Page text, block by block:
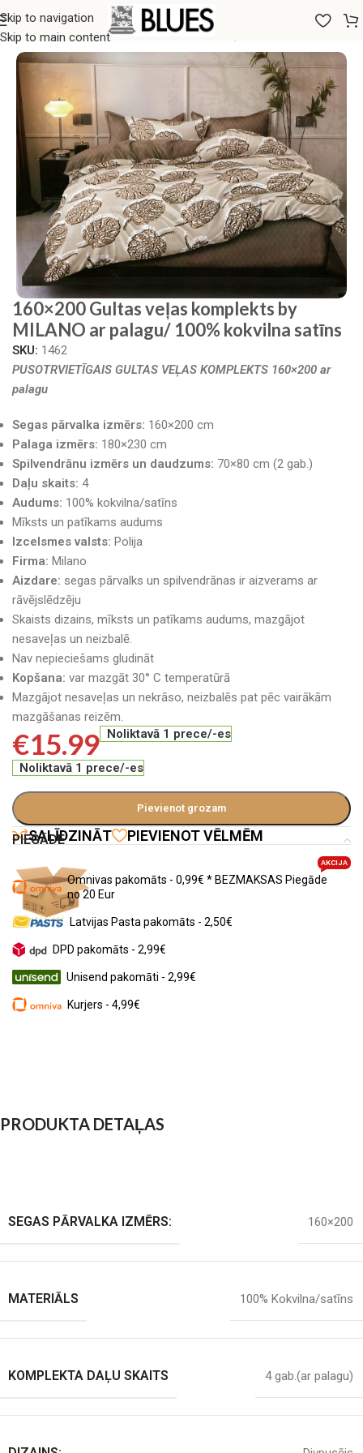
Skip to navigation
Skip to main content
Sākums/Gultas veļa/160x200 GULTAS VEĻAS KOMPLEKTI
160×200 Gultas veļas komplekts by
MILANO ar palagu/ 100% kokvilna satīns
SKU: 1462
PUSOTRVIETĪGAIS GULTAS VEĻAS KOMPLEKTS 160×200 ar
palagu
Segas pārvalka izmērs: 160×200 cm
Palaga izmērs: 180×230 cm
Spilvendrānu izmērs un daudzums: 70×80 cm (2 gab.)
Daļu skaits: 4
Audums: 100% kokvilna/satīns
Mīksts un patīkams audums
Izcelsmes valsts: Polija
Firma: Milano
Aizdare: segas pārvalks un spilvendrānas ir aizverams ar
rāvējslēdzēju
Skaists dizains, mīksts un patīkams audums, mazgājot
nesaveļas un neizbalē.
Nav nepieciešams gludināt
Kopšana: var mazgāt 30° C temperatūrā
Mazgājot nesaveļas un nekrāso, neizbalēs pat pēc vairākām
mazgāšanas reizēm.
€15.99 Noliktavā 1 prece/-es
Noliktavā 1 prece/-es
Pievienot grozam
SALĪDZINĀT PIEVIENOT VĒLMĒM
PIEGĀDE
Omnivas pakomāts - 0,99€ * BEZMAKSAS Piegāde
no 20 Eur
AKCIJA
Latvijas Pasta pakomāts - 2,50€
DPD pakomāts - 2,99€
Unisend pakomāti - 2,99€
Kurjers - 4,99€
PRODUKTA DETAĻAS
SEGAS PĀRVALKA IZMĒRS: 160×200
MATERIĀLS 100% Kokvilna/satīns
KOMPLEKTA DAĻU SKAITS 4 gab.(ar palagu)